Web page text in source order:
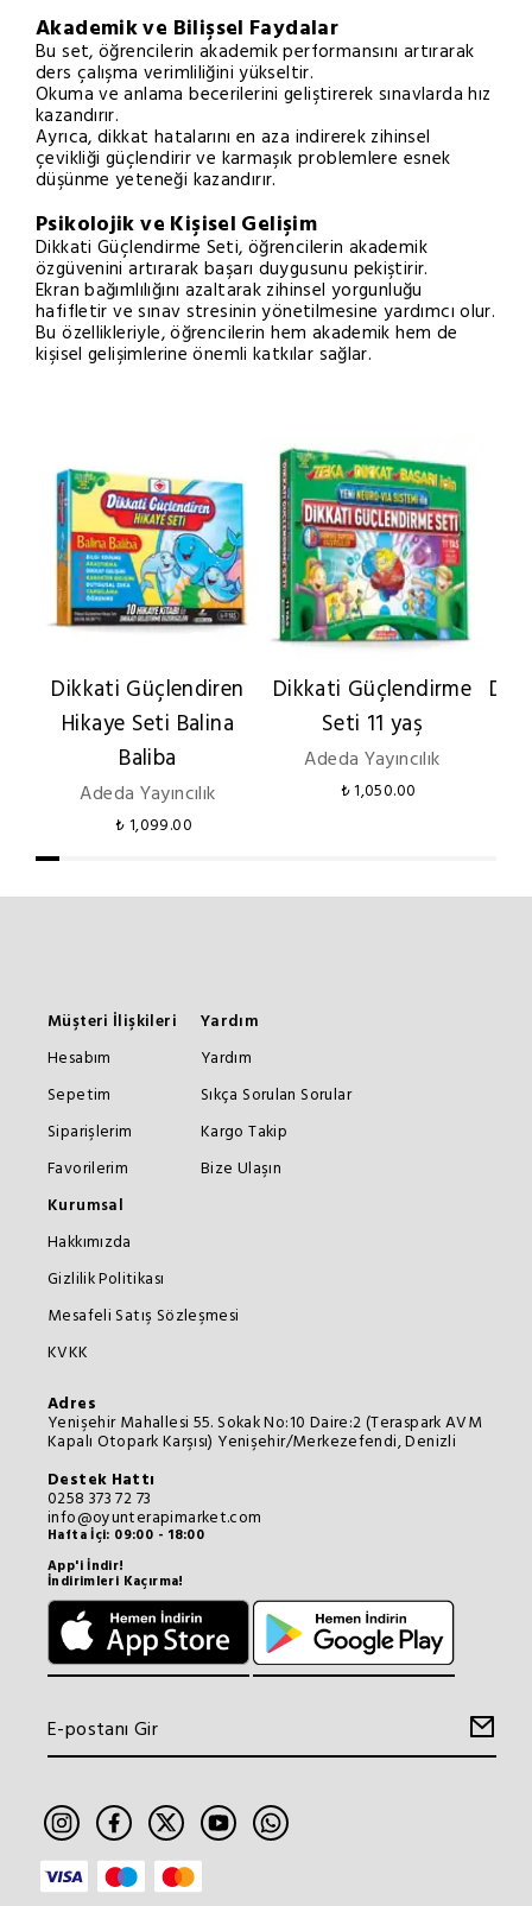
Akademik ve Bilişsel Faydalar
Bu set, öğrencilerin akademik performansını artırarak
ders çalışma verimliliğini yükseltir.
Okuma ve anlama becerilerini geliştirerek sınavlarda hız
kazandırır.
Ayrıca, dikkat hatalarını en aza indirerek zihinsel
çevikliği güçlendirir ve karmaşık problemlere esnek
düşünme yeteneği kazandırır.
Psikolojik ve Kişisel Gelişim
Dikkati Güçlendirme Seti, öğrencilerin akademik
özgüvenini artırarak başarı duygusunu pekiştirir.
Ekran bağımlılığını azaltarak zihinsel yorgunluğu
hafifletir ve sınav stresinin yönetilmesine yardımcı olur.
Bu özellikleriyle, öğrencilerin hem akademik hem de
kişisel gelişimlerine önemli katkılar sağlar.
Dikkati Güçlendiren
Hikaye Seti Balina
Baliba
Adeda Yayıncılık
₺ 1,099.00
Dikkati Güçlendirme
Seti 11 yaş
Adeda Yayıncılık
₺ 1,050.00
Müşteri İlişkileri
Hesabım
Sepetim
Siparişlerim
Favorilerim
Yardım
Yardım
Sıkça Sorulan Sorular
Kargo Takip
Bize Ulaşın
Kurumsal
Hakkımızda
Gizlilik Politikası
Mesafeli Satış Sözleşmesi
KVKK
Adres
Yenişehir Mahallesi 55. Sokak No:10 Daire:2 (Teraspark AVM
Kapalı Otopark Karşısı) Yenişehir/Merkezefendi, Denizli
Destek Hattı
0258 373 72 73
info@oyunterapimarket.com
Hafta İçi: 09:00 - 18:00
App'i İndir!
İndirimleri Kaçırma!